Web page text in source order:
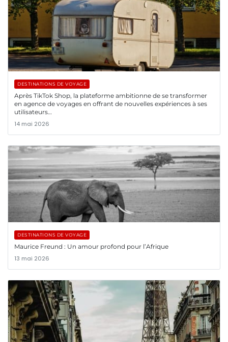
DESTINATIONS DE VOYAGE
Après TikTok Shop, la plateforme ambitionne de se transformer
en agence de voyages en offrant de nouvelles expériences à ses
utilisateurs…
14 mai 2026
DESTINATIONS DE VOYAGE
Maurice Freund : Un amour profond pour l’Afrique
13 mai 2026